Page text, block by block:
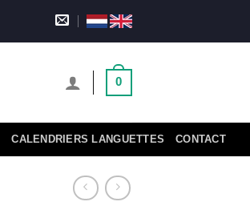
0
CALENDRIERS LANGUETTES CONTACT